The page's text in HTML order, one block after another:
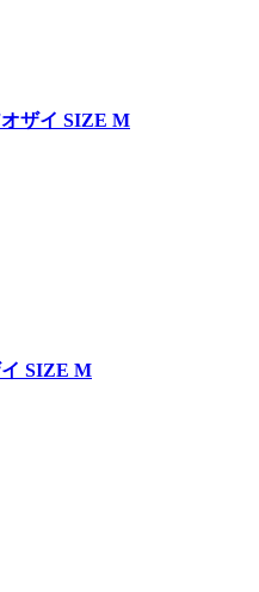
ザイ SIZE M
SIZE M